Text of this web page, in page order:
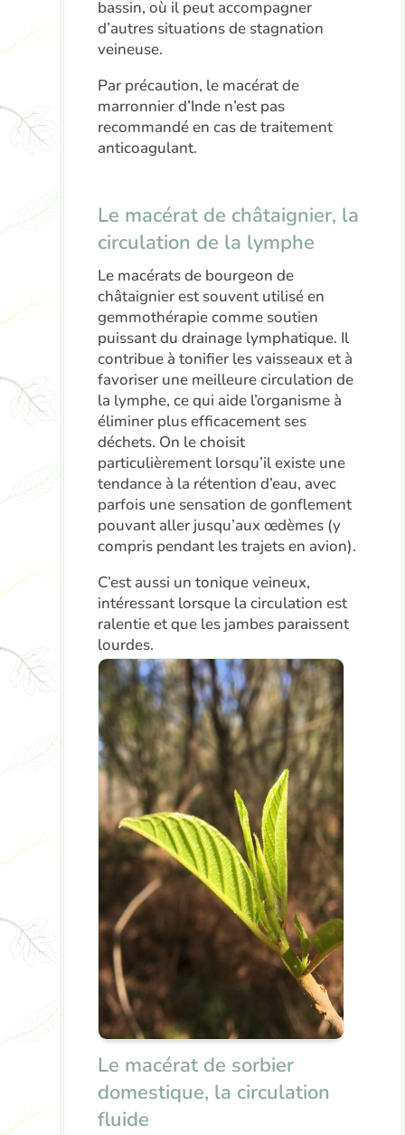
bassin, où il peut accompagner
d’autres situations de stagnation
veineuse.
Par précaution, le macérat de
marronnier d’Inde n’est pas
recommandé en cas de traitement
anticoagulant.
Le macérat de châtaignier, la
circulation de la lymphe
Le macérats de bourgeon de
châtaignier est souvent utilisé en
gemmothérapie comme soutien
puissant du drainage lymphatique. Il
contribue à tonifier les vaisseaux et à
favoriser une meilleure circulation de
la lymphe, ce qui aide l’organisme à
éliminer plus efficacement ses
déchets. On le choisit
particulièrement lorsqu’il existe une
tendance à la rétention d’eau, avec
parfois une sensation de gonflement
pouvant aller jusqu’aux œdèmes (y
compris pendant les trajets en avion).
C’est aussi un tonique veineux,
intéressant lorsque la circulation est
ralentie et que les jambes paraissent
lourdes.
Le macérat de sorbier
domestique, la circulation
fluide